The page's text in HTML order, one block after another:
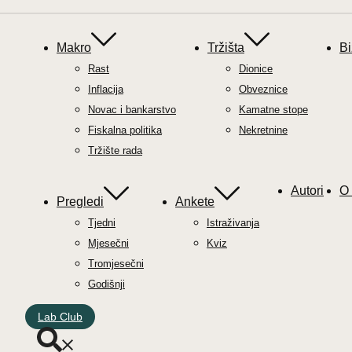
Makro
Rast
Inflacija
Novac i bankarstvo
Fiskalna politika
Tržište rada
Tržišta
Dionice
Obveznice
Kamatne stope
Nekretnine
Pregledi
Tjedni
Mjesečni
Tromjesečni
Godišnji
Ankete
Istraživanja
Kviz
Autori O
Lab Club